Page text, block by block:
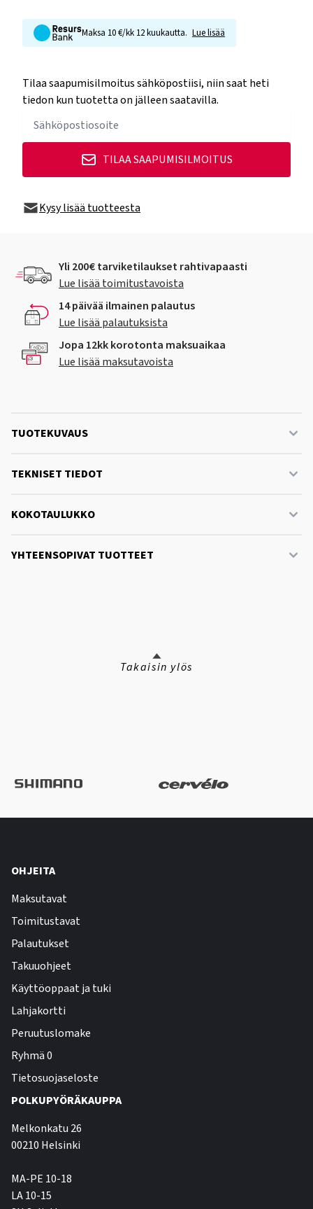
Maksa 10 €/kk 12 kuukautta. Lue lisää
Tilaa saapumisilmoitus sähköpostiisi, niin saat heti
tiedon kun tuotetta on jälleen saatavilla.
TILAA SAAPUMISILMOITUS
Kysy lisää tuotteesta
Yli 200€ tarviketilaukset rahtivapaasti
Lue lisää toimitustavoista
14 päivää ilmainen palautus
Lue lisää palautuksista
Jopa 12kk korotonta maksuaikaa
Lue lisää maksutavoista
TUOTEKUVAUS
TEKNISET TIEDOT
KOKOTAULUKKO
YHTEENSOPIVAT TUOTTEET
Takaisin ylös
OHJEITA
Maksutavat
Toimitustavat
Palautukset
Takuuohjeet
Käyttöoppaat ja tuki
Lahjakortti
Peruutuslomake
Ryhmä 0
Tietosuojaseloste
POLKUPYÖRÄKAUPPA
Melkonkatu 26
00210 Helsinki
MA-PE 10-18
LA 10-15